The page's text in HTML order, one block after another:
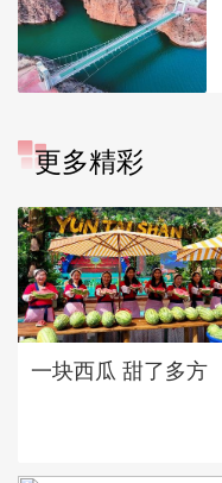
更多精彩
一块西瓜 甜了多方